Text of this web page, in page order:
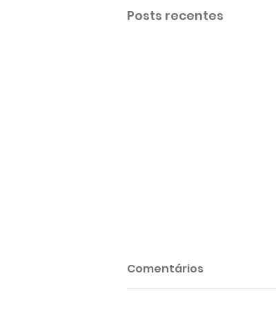
Posts recentes
Comentários